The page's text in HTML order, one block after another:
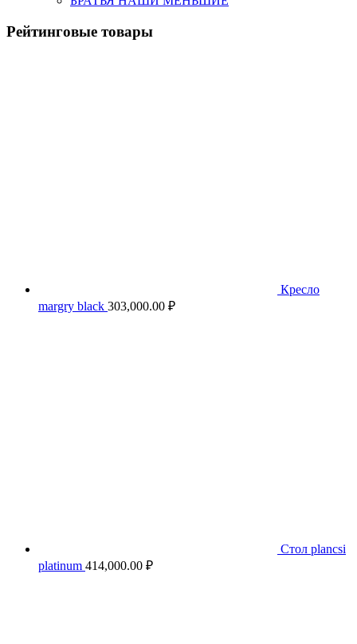
Рейтинговые товары
Кресло
margry black 303,000.00 ₽
Стол plancsi
platinum 414,000.00 ₽